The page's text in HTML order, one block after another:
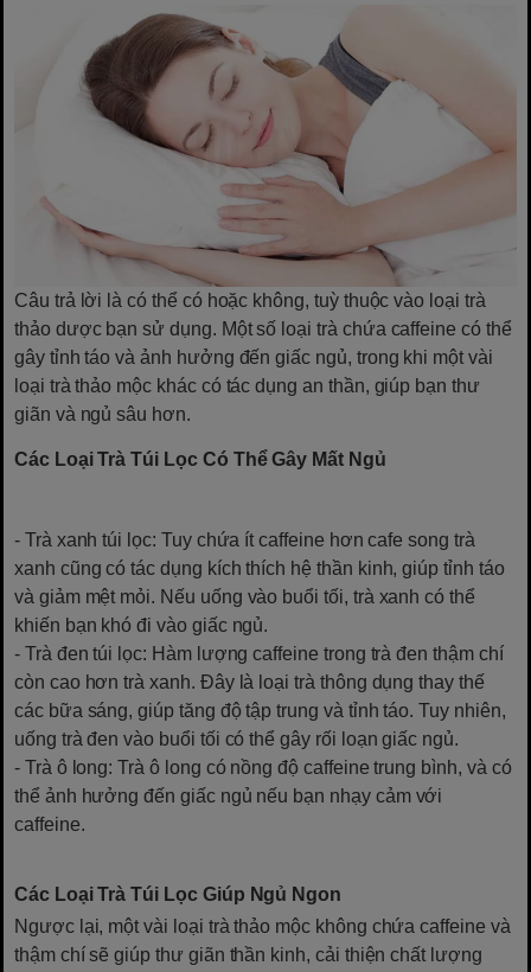
Câu trả lời là có thể có hoặc không, tuỳ thuộc vào loại trà
thảo dược bạn sử dụng. Một số loại trà chứa caffeine có thể
gây tỉnh táo và ảnh hưởng đến giấc ngủ, trong khi một vài
loại trà thảo mộc khác có tác dụng an thần, giúp bạn thư
giãn và ngủ sâu hơn.
Các Loại Trà Túi Lọc Có Thể Gây Mất Ngủ
- Trà xanh túi lọc: Tuy chứa ít caffeine hơn cafe song trà
xanh cũng có tác dụng kích thích hệ thần kinh, giúp tỉnh táo
và giảm mệt mỏi. Nếu uống vào buổi tối, trà xanh có thể
khiến bạn khó đi vào giấc ngủ.
- Trà đen túi lọc: Hàm lượng caffeine trong trà đen thậm chí
còn cao hơn trà xanh. Đây là loại trà thông dụng thay thế
các bữa sáng, giúp tăng độ tập trung và tỉnh táo. Tuy nhiên,
uống trà đen vào buổi tối có thể gây rối loạn giấc ngủ.
- Trà ô long: Trà ô long có nồng độ caffeine trung bình, và có
thể ảnh hưởng đến giấc ngủ nếu bạn nhạy cảm với
caffeine.
Các Loại Trà Túi Lọc Giúp Ngủ Ngon
Ngược lại, một vài loại trà thảo mộc không chứa caffeine và
thậm chí sẽ giúp thư giãn thần kinh, cải thiện chất lượng